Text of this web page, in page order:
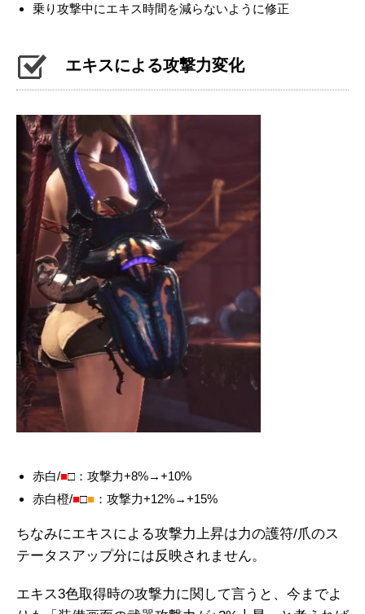
乗り攻撃中にエキス時間を減らないように修正
エキスによる攻撃力変化
赤白/■□：攻撃力+8%→+10%
赤白橙/■□■ ：攻撃力+12%→+15%
ちなみにエキスによる攻撃力上昇は力の護符/爪のス
テータスアップ分には反映されません。
エキス3色取得時の攻撃力に関して言うと、今までよ